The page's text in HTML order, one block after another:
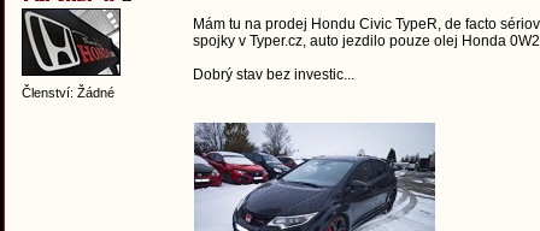
Členství: Žádné
Mám tu na prodej Hondu Civic TypeR, de facto
spojky v Typer.cz, auto jezdilo pouze olej Honda
Dobrý stav bez investic...